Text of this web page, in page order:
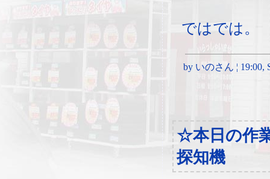
ではでは。
by いのさん ¦ 19:00,
☆本日の作
探知機